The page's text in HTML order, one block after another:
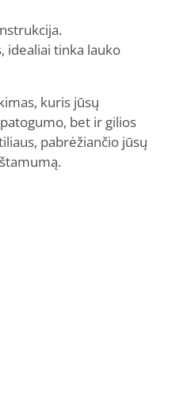
idealiai tinka lauko
kuris jūsų
bet ir gilios
pabrėžiančio jūsų